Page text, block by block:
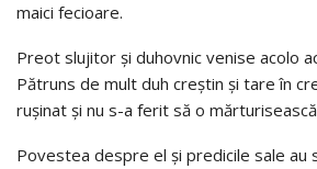
maici fecioare.
Preot slujitor şi duhovnic venise acolo
Pătruns de mult duh creştin şi tare în
ruşinat şi nu s-a ferit să o
Povestea despre el şi predicile sale au